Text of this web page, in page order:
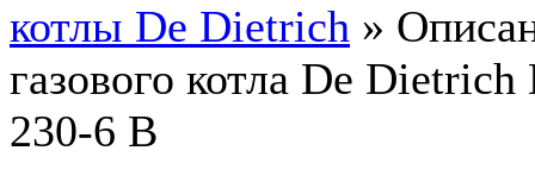
котлы De Dietrich »
газового котла De Dietrich
230-6 B